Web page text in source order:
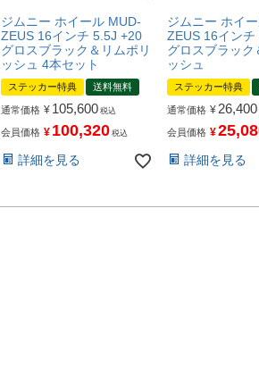
ジムニー ホイール MUD-
ZEUS 16インチ 5.5J +20
グロスブラック＆リムポリ
ッシュ 4本セット
ステッカー特典 送料無料
通常価格 ¥ 105,600 税込
会員価格 ¥ 100,320 税込
詳細を見る
ジムニー ホイ
ZEUS 16イン
グロスブラック
ッシュ
ステッカー特典
通常価格 ¥ 26,400
会員価格 ¥
詳細を見る